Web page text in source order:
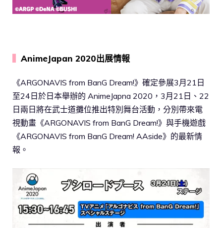
AnimeJapan 2020出展情報
《ARGONAVIS from BanG Dream!》確定參展3月21日
至24日於日本舉辦的 AnimeJapna 2020，3月21日、22
日兩日將在武士道攤位推出特別舞台活動，分別帶來電
視動畫《ARGONAVIS from BanG Dream!》與手機遊戲
《ARGONAVIS from BanG Dream! AAside》的最新情
報。